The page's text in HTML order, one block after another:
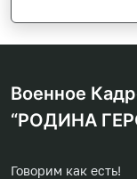
Говорим как есть!
Военное
“РОДИНА